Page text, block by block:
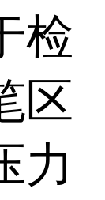
检
区
力